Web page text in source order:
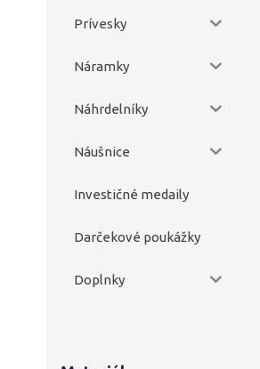
Prívesky
Náramky
Náhrdelníky
Náušnice
Investičné medaily
Darčekové poukážky
Doplnky